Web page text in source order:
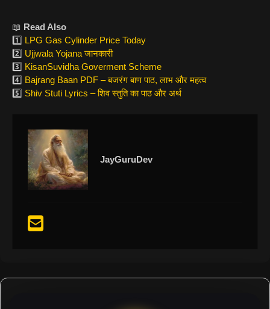
📖 Read Also
1️⃣ LPG Gas Cylinder Price Today
2️⃣ Ujjwala Yojana जानकारी
3️⃣ KisanSuvidha Goverment Scheme
4️⃣ Bajrang Baan PDF – बजरंग बाण पाठ, लाभ और महत्व
5️⃣ Shiv Stuti Lyrics – शिव स्तुति का पाठ और अर्थ
JayGuruDev